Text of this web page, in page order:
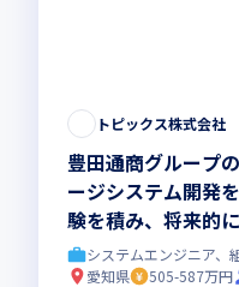
トピックス株式会社
豊田通商グループ
ージシステム開発
験を積み、将来的
指していただくこ
システムエンジニア、
愛知県
505-587万円